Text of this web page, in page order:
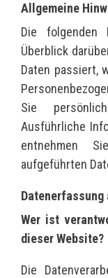
Allgemeine
Die folgenden
Überblick
Daten passiert,
Sie
Ausführliche
entnehmen
aufgeführten
Wer ist
dieser Website?
Die